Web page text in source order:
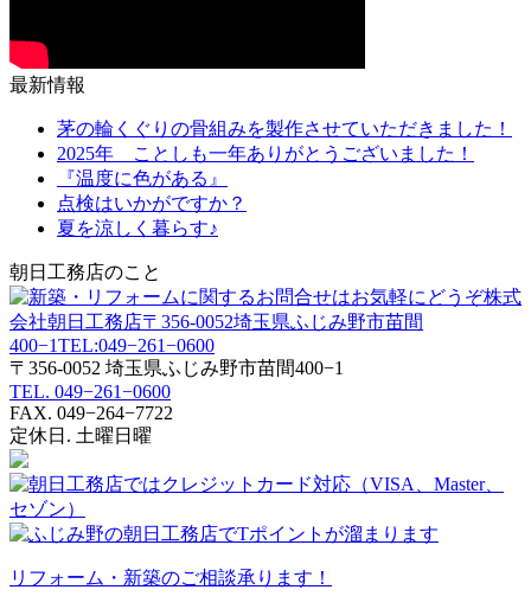
最新情報
茅の輪くぐりの骨組みを製作させていただきました！
2025年 ことしも一年ありがとうございました！
『温度に色がある』
点検はいかがですか？
夏を涼しく暮らす♪
朝日工務店のこと
〒356-0052 埼玉県ふじみ野市苗間400−1
TEL. 049−261−0600
FAX. 049−264−7722
定休日. 土曜日曜
リフォーム・新築のご相談承ります！